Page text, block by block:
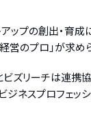
アップの創出・育
営のプロ」が求め
ビズリーチは連
ジネスプロフェッ